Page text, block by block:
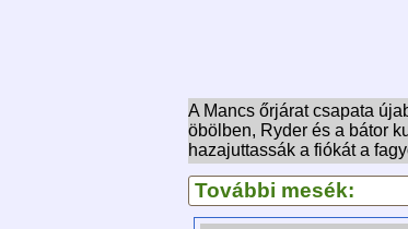
A Mancs őrjárat csapata
öbölben, Ryder és a bátor
hazajuttassák a fiókát a
További mesék: